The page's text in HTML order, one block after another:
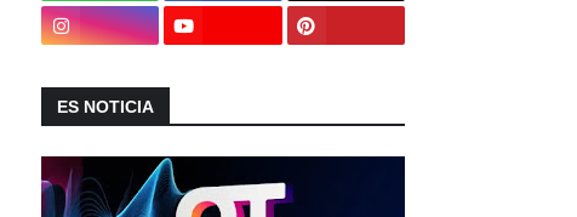
ES NOTICIA